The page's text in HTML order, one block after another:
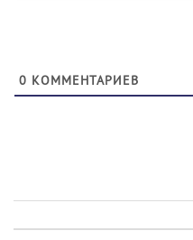
0 КОММЕНТАРИЕВ